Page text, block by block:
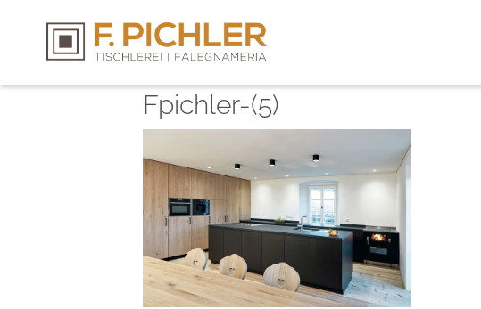
Fpichler-(5)